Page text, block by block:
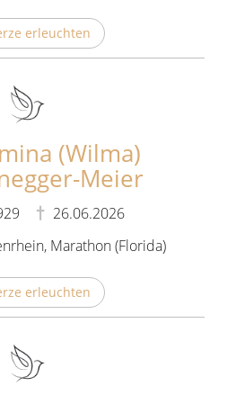
erleuchten
(Wilma)
Meier
26.06.2026
Marathon (Florida)
erleuchten